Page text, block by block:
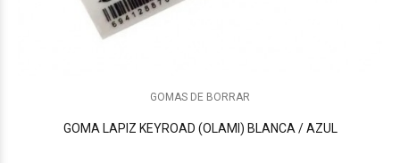
GOMAS DE BORRAR
GOMA LAPIZ KEYROAD (OLAMI) BLANCA / AZUL